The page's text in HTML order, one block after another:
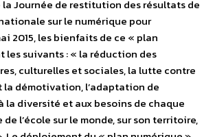
la Journée de restitution des résultats de
sur le numérique pour
2015, les bienfaits de ce « plan
les suivants : « la réduction des
culturelles et sociales, la lutte contre
la démotivation, l’adaptation de
la diversité et aux besoins de chaque
de l’école sur le monde, sur son territoire,